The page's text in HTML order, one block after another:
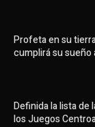
Profeta en su
cumplirá su sueño
Definida la lista de
los Juegos